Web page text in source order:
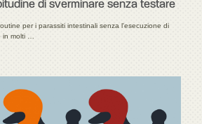
di sverminare senza testare
per i parassiti intestinali senza l'esecuzione di
in molti …